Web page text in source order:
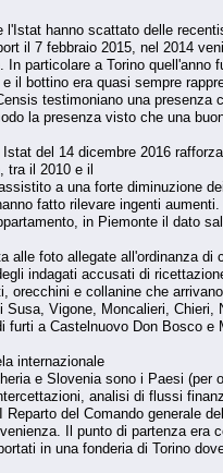
l'Istat hanno scattato delle
il 7 febbraio 2015, nel 2014
In particolare a Torino quell'anno
il bottino era quasi sempre
testimoniano una presenza
la presenza visto che una
Istat del 14 dicembre 2016
tra il 2010 e il
a una forte diminuzione
fatto rilevare ingenti
in Piemonte il dato
alle foto allegate all'ordinanza
indagati accusati di
orecchini e collanine che
Susa, Vigone, Moncalieri,
furti a Castelnuovo Don Bosco e
internazionale
e Slovenia sono i Paesi
analisi di flussi
Reparto del Comando generale
Il punto di partenza era
in una fonderia di Torino